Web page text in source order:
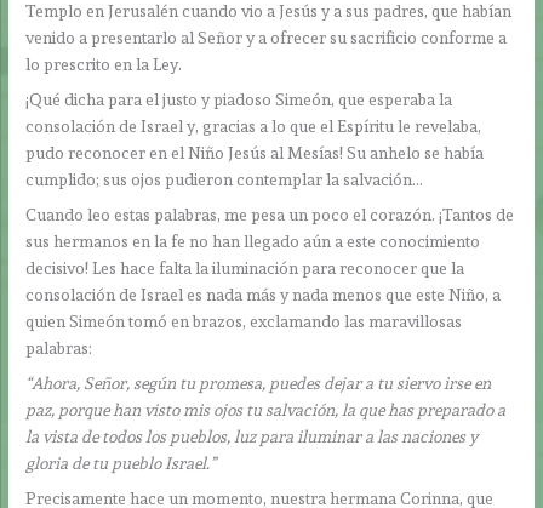
Templo en Jerusalén cuando vio a Jesús y a sus padres, que habían
venido a presentarlo al Señor y a ofrecer su sacrificio conforme a
lo prescrito en la Ley.
¡Qué dicha para el justo y piadoso Simeón, que esperaba la
consolación de Israel y, gracias a lo que el Espíritu le revelaba,
pudo reconocer en el Niño Jesús al Mesías! Su anhelo se había
cumplido; sus ojos pudieron contemplar la salvación…
Cuando leo estas palabras, me pesa un poco el corazón. ¡Tantos de
sus hermanos en la fe no han llegado aún a este conocimiento
decisivo! Les hace falta la iluminación para reconocer que la
consolación de Israel es nada más y nada menos que este Niño, a
quien Simeón tomó en brazos, exclamando las maravillosas
palabras:
“Ahora, Señor, según tu promesa, puedes dejar a tu siervo irse en
paz, porque han visto mis ojos tu salvación, la que has preparado a
la vista de todos los pueblos, luz para iluminar a las naciones y
gloria de tu pueblo Israel.”
Precisamente hace un momento, nuestra hermana Corinna, que